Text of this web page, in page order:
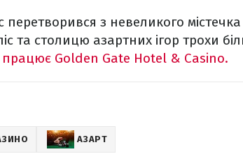
з невеликого містечка
та столицю азартних ігор трохи
Golden Gate Hotel & Casino.
АЗАРТ